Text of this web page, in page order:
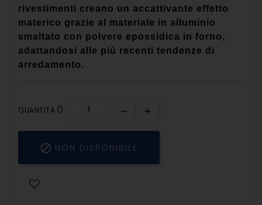
rivestimenti creano un accattivante effetto
materico grazie al materiale in alluminio
smaltato con polvere epossidica in forno,
adattandosi alle più recenti tendenze di
arredamento.
QUANTITÀ ()
 NON DISPONIBILE